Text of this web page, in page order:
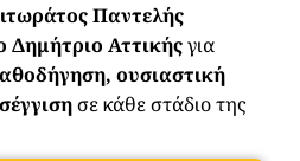
Παντελής
Δημήτριο Αττικήςγια
ουσιαστική
σε κάθε στάδιο της